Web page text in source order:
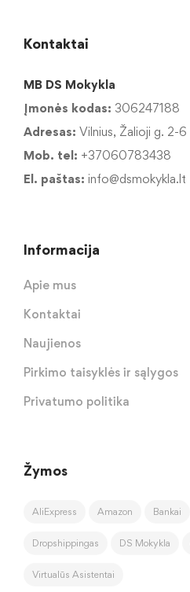
Kontaktai
MB DS Mokykla
Įmonės kodas: 306247188
Adresas: Vilnius, Žalioji g. 2-6
Mob. tel: +37060783438
El. paštas: info@dsmokykla.lt
Informacija
Apie mus
Kontaktai
Naujienos
Pirkimo taisyklės ir sąlygos
Privatumo politika
Žymos
AliExpress Amazon Bankai
Dropshippingas DS Mokykla
Virtualūs Asistentai